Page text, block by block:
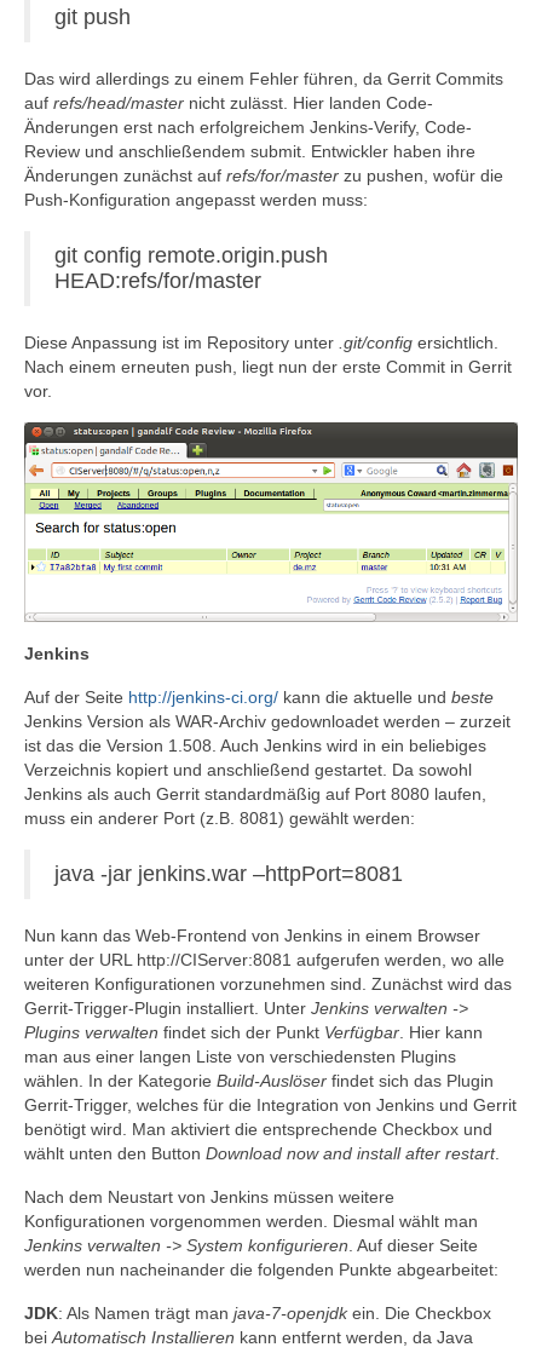
git push
Das wird allerdings zu einem Fehler führen, da Gerrit Commits
auf refs/head/master nicht zulässt. Hier landen Code-
Änderungen erst nach erfolgreichem Jenkins-Verify, Code-
Review und anschließendem submit. Entwickler haben ihre
Änderungen zunächst auf refs/for/master zu pushen, wofür die
Push-Konfiguration angepasst werden muss:
git config remote.origin.push
HEAD:refs/for/master
Diese Anpassung ist im Repository unter .git/config ersichtlich.
Nach einem erneuten push, liegt nun der erste Commit in Gerrit
vor.
Jenkins
Auf der Seite http://jenkins-ci.org/ kann die aktuelle und beste
Jenkins Version als WAR-Archiv gedownloadet werden – zurzeit
ist das die Version 1.508. Auch Jenkins wird in ein beliebiges
Verzeichnis kopiert und anschließend gestartet. Da sowohl
Jenkins als auch Gerrit standardmäßig auf Port 8080 laufen,
muss ein anderer Port (z.B. 8081) gewählt werden:
java -jar jenkins.war –httpPort=8081
Nun kann das Web-Frontend von Jenkins in einem Browser
unter der URL http://CIServer:8081 aufgerufen werden, wo alle
weiteren Konfigurationen vorzunehmen sind. Zunächst wird das
Gerrit-Trigger-Plugin installiert. Unter Jenkins verwalten ->
Plugins verwalten findet sich der Punkt Verfügbar . Hier kann
man aus einer langen Liste von verschiedensten Plugins
wählen. In der Kategorie Build-Auslöser findet sich das Plugin
Gerrit-Trigger, welches für die Integration von Jenkins und Gerrit
benötigt wird. Man aktiviert die entsprechende Checkbox und
wählt unten den Button Download now and install after restart.
Nach dem Neustart von Jenkins müssen weitere
Konfigurationen vorgenommen werden. Diesmal wählt man
Jenkins verwalten -> System konfigurieren . Auf dieser Seite
werden nun nacheinander die folgenden Punkte abgearbeitet:
JDK: Als Namen trägt man java-7-openjdkein. Die Checkbox
bei Automatisch Installieren kann entfernt werden, da Java